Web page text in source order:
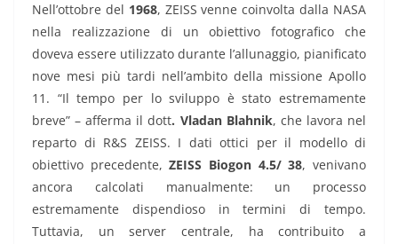
Nell’ottobre del 1968, ZEISS venne coinvolta dalla NASA
nella realizzazione di un obiettivo fotografico che
doveva essere utilizzato durante l’allunaggio, pianificato
nove mesi più tardi nell’ambito della missione Apollo
11. “Il tempo per lo sviluppo è stato estremamente
breve” – afferma il dott. Vladan Blahnik, che lavora nel
reparto di R&S ZEISS. I dati ottici per il modello di
obiettivo precedente,ZEISS Biogon 4.5/ 38, venivano
ancora calcolati manualmente: un processo
estremamente dispendioso in termini di tempo.
Tuttavia, un server centrale, ha contribuito a